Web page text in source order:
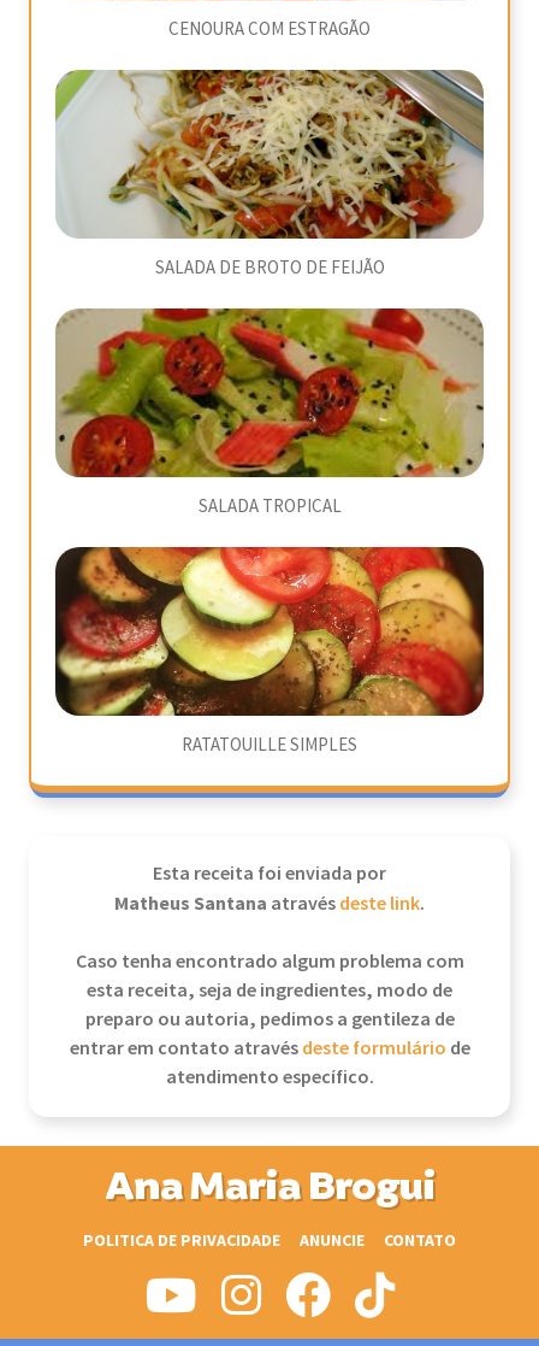
CENOURA COM ESTRAGÃO
SALADA DE BROTO DE FEIJÃO
SALADA TROPICAL
RATATOUILLE SIMPLES
Esta receita foi enviada por
Matheus Santana atravésdeste link.
Caso tenha encontrado algum problema com
esta receita, seja de ingredientes, modo de
preparo ou autoria, pedimos a gentileza de
entrar em contato atravésdeste formulário de
atendimento específico.
Ana Maria Brogui
POLITICA DE PRIVACIDADE ANUNCIE CONTATO